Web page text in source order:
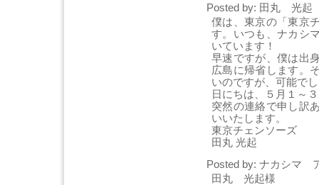
Posted by: 田丸 光起
僕は、東京の「東京
す。いつも、ナカシ
いています！
早速ですが、僕は出
広島に帰省します。
いのですが、可能で
日にちは、５月１～
突然の連絡で申し訳
いいたします。
東京チェンソーズ
田丸 光起
Posted by: ナカシマ
田丸 光起様